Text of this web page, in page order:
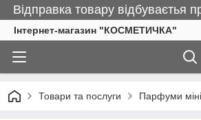
Відправка товару відбуваєтья
Інтернет-магазин "КОСМЕТИЧКА"
Товари та послуги Парфуми міні